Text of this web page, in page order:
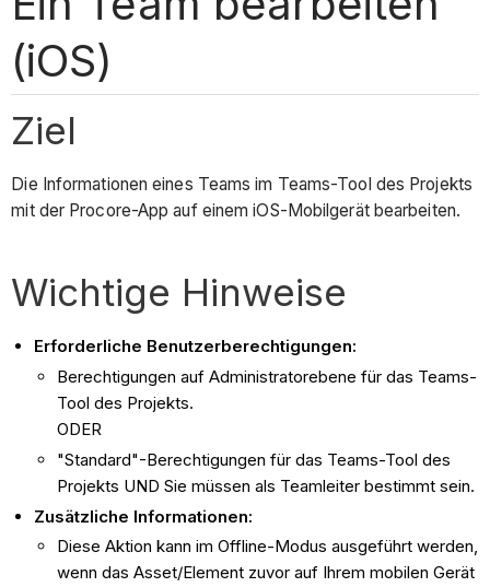
(iOS)
Ziel
Die Informationen eines Teams im Teams-Tool des Projekts
mit der Procore-App auf einem iOS-Mobilgerät bearbeiten.
Wichtige Hinweise
Erforderliche Benutzerberechtigungen:
Berechtigungen auf Administratorebene für das Teams-
Tool des Projekts.
ODER
"Standard"-Berechtigungen für das Teams-Tool des
Projekts UND Sie müssen als Teamleiter bestimmt sein.
Zusätzliche Informationen:
Diese Aktion kann im Offline-Modus ausgeführt werden,
wenn das Asset/Element zuvor auf Ihrem mobilen Gerät